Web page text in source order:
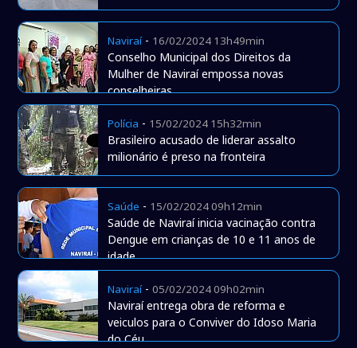
Naviraí- 16/02/2024 13h49min
Conselho Municipal dos Direitos da
Mulher de Naviraí empossa novas
conselheiras
Polícia - 15/02/2024 15h32min
Brasileiro acusado de liderar assalto
milionário é preso na fronteira
Saúde - 15/02/2024 09h12min
Saúde de Naviraí inicia vacinação contra
Dengue em crianças de 10 e 11 anos de
idade
Naviraí-05/02/2024 09h02min
Naviraí entrega obra de reforma e
veiculos para o Conviver do Idoso Maria
do Céu